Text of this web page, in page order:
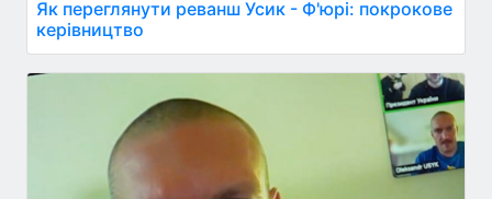
Як переглянути реванш Усик - Ф'юрі: покрокове
керівництво